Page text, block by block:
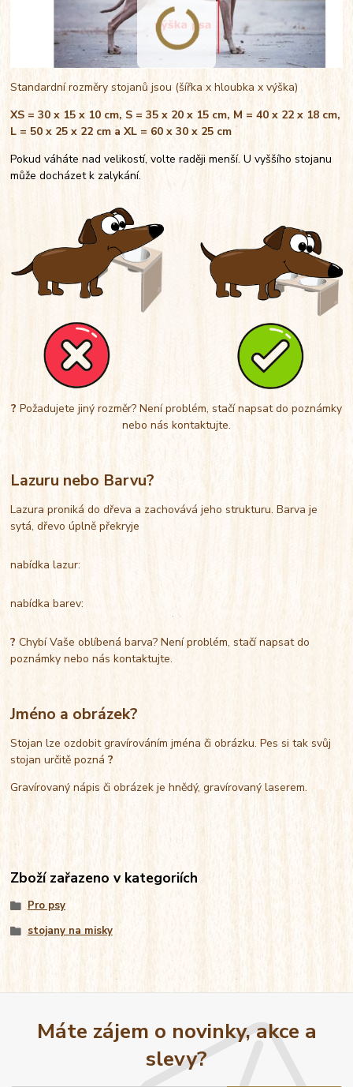
Standardní rozměry stojanů jsou (šířka x hloubka x výška)
XS = 30 x 15 x 10 cm, S = 35 x 20 x 15 cm, M = 40 x 22 x 18 cm,
L = 50 x 25 x 22 cm a XL = 60 x 30 x 25 cm
Pokud váháte nad velikostí, volte raději menší. U vyššího stojanu
může docházet k zalykání.
? Požadujete jiný rozměr? Není problém, stačí napsat do poznámky
nebo nás kontaktujte.
Lazuru nebo Barvu?
Lazura proniká do dřeva a zachovává jeho strukturu. Barva je
sytá, dřevo úplně překryje
nabídka lazur:
nabídka barev:
?Chybí Vaše oblíbená barva? Není problém, stačí napsat do
poznámky nebo nás kontaktujte.
Jméno a obrázek?
Stojan lze ozdobit gravírováním jména či obrázku. Pes si tak svůj
stojan určitě pozná?
Gravírovaný nápis či obrázek je hnědý, gravírovaný laserem.
Zboží zařazeno v kategoriích
Pro psy
stojany na misky
Máte zájem o novinky, akce a
slevy?